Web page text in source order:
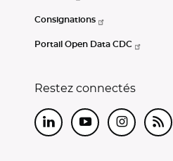
Consignations
Portail Open Data CDC
Restez connectés
LinkedInYoutubeInstagram
RSS